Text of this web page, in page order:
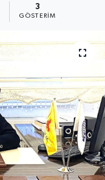
3
GÖSTERIM